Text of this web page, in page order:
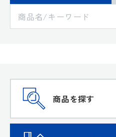
商品を探す